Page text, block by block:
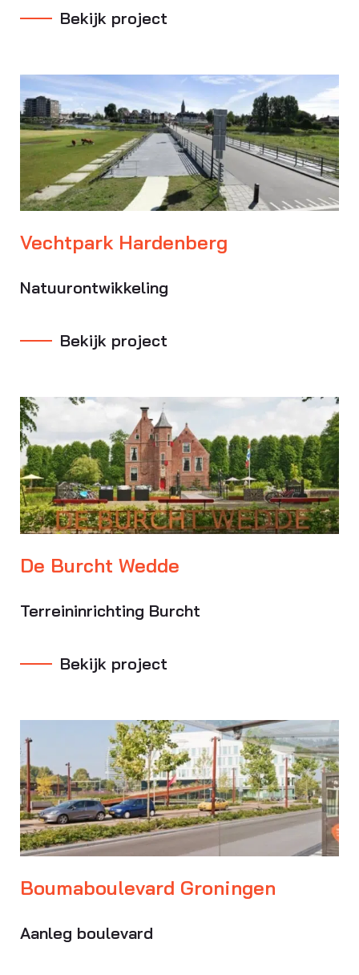
Bekijk project
Vechtpark Hardenberg
Natuurontwikkeling
Bekijk project
De Burcht Wedde
Terreininrichting Burcht
Bekijk project
Boumaboulevard Groningen
Aanleg boulevard